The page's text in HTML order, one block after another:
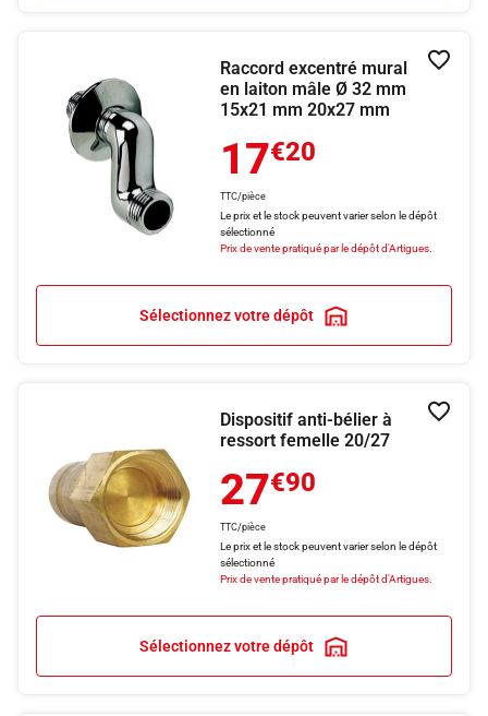
Raccord excentré mural
en laiton mâle Ø 32 mm
15x21 mm 20x27 mm
17€20
TTC/pièce
Le prix et le stock peuvent varier selon le dépôt
sélectionné
Prix de vente pratiqué par le dépôt d'Artigues.
Sélectionnez votre dépôt
Dispositif anti-bélier à
ressort femelle 20/27
27€90
TTC/pièce
Le prix et le stock peuvent varier selon le dépôt
sélectionné
Prix de vente pratiqué par le dépôt d'Artigues.
Sélectionnez votre dépôt